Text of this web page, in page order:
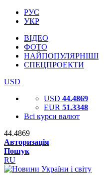
РУС
УКР
ВІДЕО
ФОТО
НАЙПОПУЛЯРНІШІ
СПЕЦПРОЕКТИ
USD
USD 44.4869
EUR 51.3348
Всі курси валют
44.4869
Авторизація
Пошук
RU